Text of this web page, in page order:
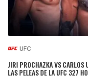
UFC
JIRI PROCHAZKA VS CARLOS
LAS PELEAS DE LA UFC 327